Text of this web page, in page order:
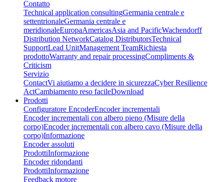
Contatto
Technical application consultingGermania centrale e
settentrionaleGermania centrale e
meridionaleEuropaAmericasAsia and PacificWachendorff
Distribution NetworkCatalog DistributorsTechnical
SupportLead UnitManagement TeamRichiesta
prodottoWarranty and repair processingCompliments &
Criticism
Servizio
ContactVi aiutiamo a decidere in sicurezzaCyber Resilience
ActCambiamento reso facileDownload
Prodotti
Configuratore EncoderEncoder incrementali
Encoder incrementali con albero pieno (Misure della
corpo)Encoder incrementali con albero cavo (Misure della
corpo)Informazione
Encoder assoluti
ProdottiInformazione
Encoder ridondanti
ProdottiInformazione
Feedback motore